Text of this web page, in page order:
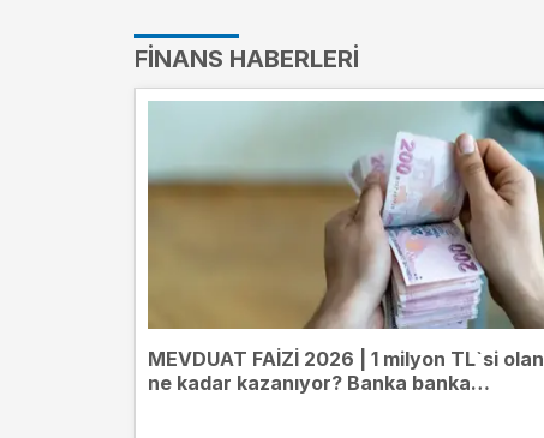
FINANS HABERLERI
MEVDUAT FAİZİ 2026 | 1 milyon TL`si olan
ne kadar kazanıyor? Banka banka